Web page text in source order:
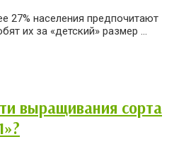
27% населения предпочитают
их за «детский» размер ...
выращивания сорта